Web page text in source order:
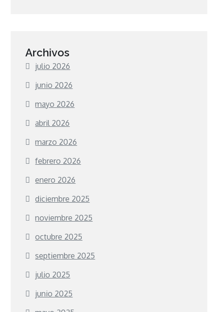
Archivos
julio 2026
junio 2026
mayo 2026
abril 2026
marzo 2026
febrero 2026
enero 2026
diciembre 2025
noviembre 2025
octubre 2025
septiembre 2025
julio 2025
junio 2025